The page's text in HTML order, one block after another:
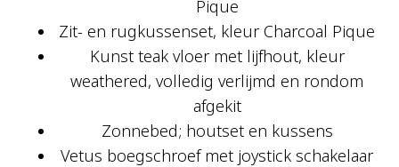
Pique
Zit- en rugkussenset, kleur Charcoal Pique
Kunst teak vloer met lijfhout, kleur
weathered, volledig verlijmd en rondom
afgekit
Zonnebed; houtset en kussens
Vetus boegschroef met joystick schakelaar